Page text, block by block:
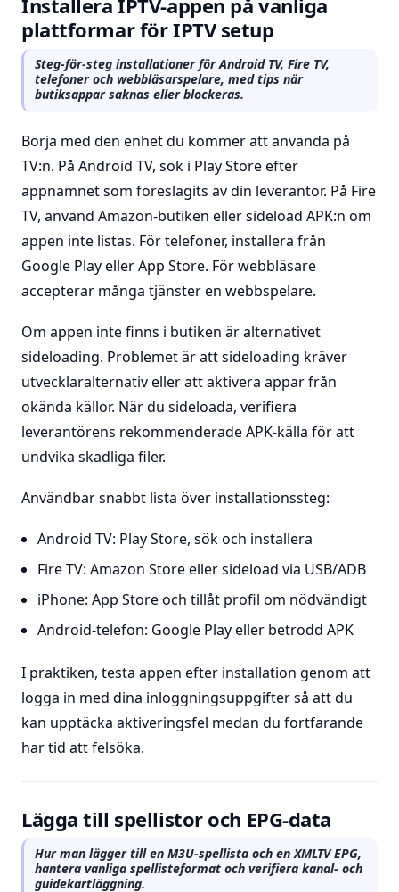
Installera IPTV-appen på vanliga
plattformar för IPTV setup
Steg-för-steg installationer för Android TV, Fire TV,
telefoner och webbläsarspelare, med tips när
butiksappar saknas eller blockeras.
Börja med den enhet du kommer att använda på
TV:n. På Android TV, sök i Play Store efter
appnamnet som föreslagits av din leverantör. På Fire
TV, använd Amazon-butiken eller sideload APK:n om
appen inte listas. För telefoner, installera från
Google Play eller App Store. För webbläsare
accepterar många tjänster en webbspelare.
Om appen inte finns i butiken är alternativet
sideloading. Problemet är att sideloading kräver
utvecklaralternativ eller att aktivera appar från
okända källor. När du sideloada, verifiera
leverantörens rekommenderade APK-källa för att
undvika skadliga filer.
Användbar snabbt lista över installationssteg:
Android TV: Play Store, sök och installera
Fire TV: Amazon Store eller sideload via USB/ADB
iPhone: App Store och tillåt profil om nödvändigt
Android-telefon: Google Play eller betrodd APK
I praktiken, testa appen efter installation genom att
logga in med dina inloggningsuppgifter så att du
kan upptäcka aktiveringsfel medan du fortfarande
har tid att felsöka.
Lägga till spellistor och EPG-data
Hur man lägger till en M3U-spellista och en XMLTV EPG,
hantera vanliga spellisteformat och verifiera kanal- och
guidekartläggning.